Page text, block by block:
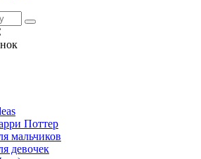
Поттер
мальчиков
девочек